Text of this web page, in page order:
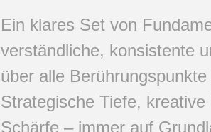
Ein klares Set von
verständliche, konsistente
über alle
Strategische Tiefe,
Schärfe – immer auf